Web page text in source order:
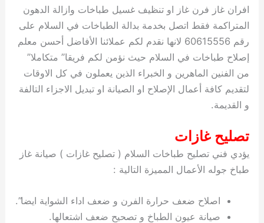
افران غاز فرن غاز او تنظيف غسيل طباخات وازالة الدهون
المتراكمة فقط اتصل بخدمة بدالة الطباخات في السلام على
رقم 60615556 لانها نقدم لكم عملائنا الأفاضل أحسن معلم
إصلاح طباخات في السلام حيث نؤمن لكم فريقا” متكاملا”
من الفنين الماهرين و الخبراء الذين يعملون في كل الاوقات
لتقديم كافة أعمال الإصلاح او الصيانة او تبديل الاجزاء التالفة
و القديمة.
تصليح غازات
يؤدي فني تصليح طباخات السلام ( تصليح غازات ) صيانة غاز
طباخ جوله الأعمال المميزة التالية :
اصلاح ضعف حرارة الفرن و ضعف اداء الشواية ايضا”.
صيانة عيون الطباخ و تصحيح ضعف اشتعالها.